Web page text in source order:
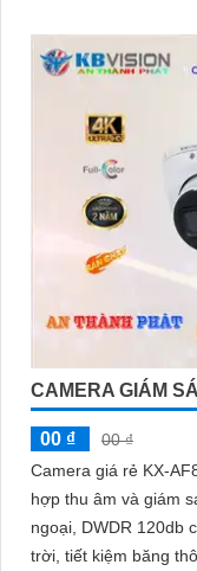
CAMERA GIÁM
00 ₫
00 ₫
Camera giá rẻ KX-
hợp thu âm và giám sát ban
ngoại, DWDR 120db
trời, tiết kiệm băng